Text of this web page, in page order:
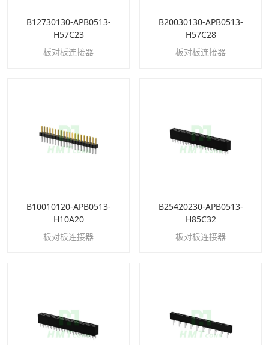
B12730130-APB0513-
H57C23
板对板连接器
B20030130-APB0513-
H57C28
板对板连接器
B10010120-APB0513-
H10A20
板对板连接器
B25420230-APB0513-
H85C32
板对板连接器